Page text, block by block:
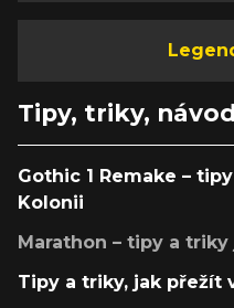
Tipy, triky,
Gothic 1 Remake –
Kolonii
Marathon – tipy a
Tipy a triky, jak přežít